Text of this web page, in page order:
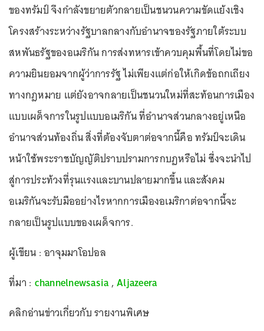
ของทรัมป์ จึงกำลังขยายตัวกลายเป็นชนวนความขัดแย้งเชิง
โครงสร้างระหว่างรัฐบาลกลางกับอำนาจของรัฐภายใต้ระบบ
สหพันธรัฐของอเมริกัน การส่งทหารเข้าควบคุมพื้นที่โดยไม่ขอ
ความยินยอมจากผู้ว่าการรัฐ ไม่เพียงแต่ก่อให้เกิดข้อถกเถียง
ทางกฎหมาย แต่ยังอาจกลายเป็นชนวนใหม่ที่สะท้อนการเมือง
แบบเผด็จการในรูปแบบอเมริกัน ที่อำนาจส่วนกลางอยู่เหนือ
อำนาจส่วนท้องถิ่น สิ่งที่ต้องจับตาต่อจากนี้คือ ทรัมป์จะเดิน
หน้าใช้พระราชบัญญัติปราบปรามการกบฏหรือไม่ ซึ่งจะนำไป
สู่การประท้วงที่รุนแรงและบานปลายมากขึ้น และสังคม
อเมริกันจะรับมืออย่างไรหากการเมืองอเมริกาต่อจากนี้จะ
กลายเป็นรูปแบบของเผด็จการ.
ผู้เขียน : อาจุมมาโอปอล
ที่มา : channelnewsasia, Aljazeera
คลิกอ่านข่าวเกี่ยวกับ รายงานพิเศษ